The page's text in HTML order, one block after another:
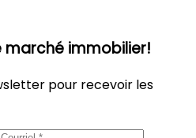
marché immobilier!
pour recevoir les